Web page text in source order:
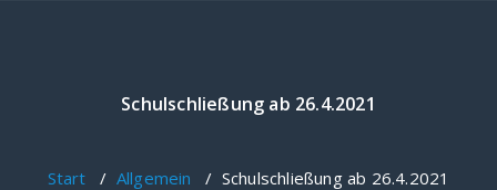
Schulschließung ab 26.4.2021
Start / Allgemein / Schulschließung ab 26.4.2021